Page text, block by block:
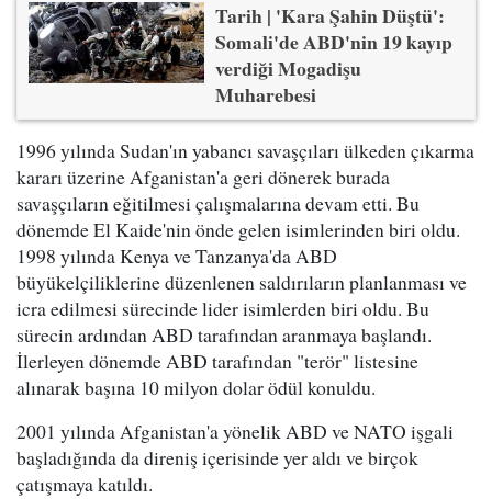
Tarih | 'Kara Şahin Düştü':
Somali'de ABD'nin 19 kayıp
verdiği Mogadişu
Muharebesi
1996 yılında Sudan'ın yabancı savaşçıları ülkeden çıkarma
kararı üzerine Afganistan'a geri dönerek burada
savaşçıların eğitilmesi çalışmalarına devam etti. Bu
dönemde El Kaide'nin önde gelen isimlerinden biri oldu.
1998 yılında Kenya ve Tanzanya'da ABD
büyükelçiliklerine düzenlenen saldırıların planlanması ve
icra edilmesi sürecinde lider isimlerden biri oldu. Bu
sürecin ardından ABD tarafından aranmaya başlandı.
İlerleyen dönemde ABD tarafından "terör" listesine
alınarak başına 10 milyon dolar ödül konuldu.
2001 yılında Afganistan'a yönelik ABD ve NATO işgali
başladığında da direniş içerisinde yer aldı ve birçok
çatışmaya katıldı.